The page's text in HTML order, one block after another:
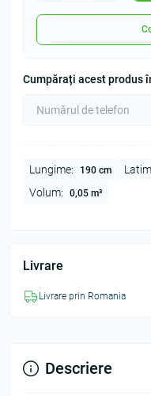
Cumpărați acest produs
Lungime: 190 cm
Volum: 0,05 m³
Livrare
Livrare prin Romania
Descriere